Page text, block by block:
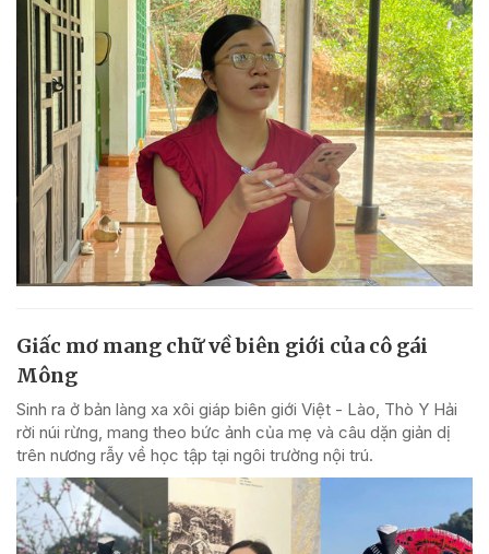
Giấc mơ mang chữ về biên giới của cô gái
Mông
Sinh ra ở bản làng xa xôi giáp biên giới Việt - Lào, Thò Y Hải
rời núi rừng, mang theo bức ảnh của mẹ và câu dặn giản dị
trên nương rẫy về học tập tại ngôi trường nội trú.